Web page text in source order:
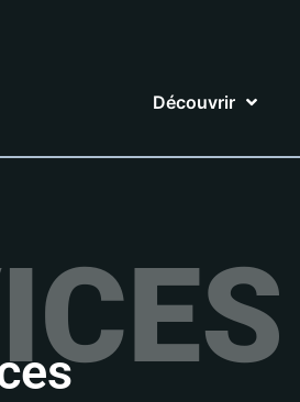
Découvrir